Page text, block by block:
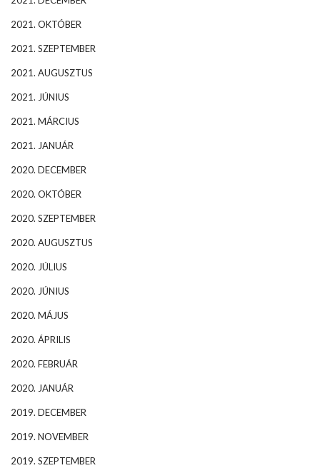
2021. OKTÓBER
2021. SZEPTEMBER
2021. AUGUSZTUS
2021. JÚNIUS
2021. MÁRCIUS
2021. JANUÁR
2020. DECEMBER
2020. OKTÓBER
2020. SZEPTEMBER
2020. AUGUSZTUS
2020. JÚLIUS
2020. JÚNIUS
2020. MÁJUS
2020. ÁPRILIS
2020. FEBRUÁR
2020. JANUÁR
2019. DECEMBER
2019. NOVEMBER
2019. SZEPTEMBER